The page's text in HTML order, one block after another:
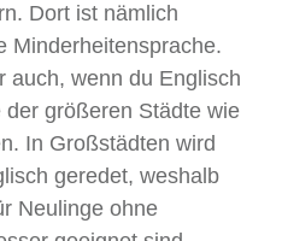
Dort ist nämlich
Minderheitensprache.
auch, wenn du Englisch
größeren Städte wie
In Großstädten wird
geredet, weshalb
Neulinge ohne